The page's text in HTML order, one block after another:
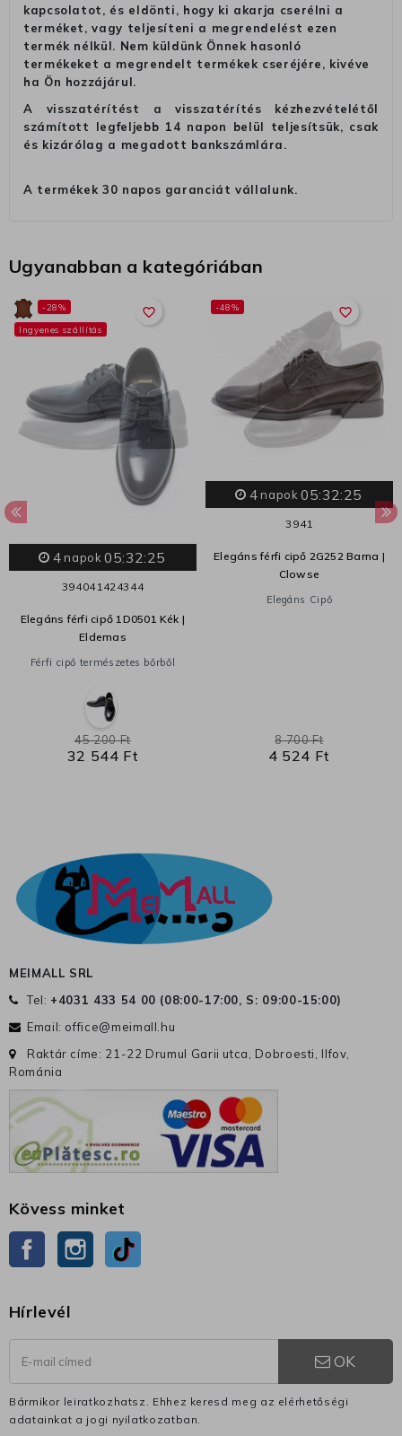
kapcsolatot, és eldönti, hogy ki akarja cserélni a
terméket, vagy teljesíteni a megrendelést ezen
termék nélkül. Nem küldünk Önnek hasonló
termékeket a megrendelt termékek cseréjére, kivéve
ha Ön hozzájárul.
A visszatérítést a visszatérítés kézhezvételétől
számított legfeljebb 14 napon belül teljesítsük, csak
és kizárólag a megadott bankszámlára.
A termékek 30 napos garanciát vállalunk.
Ugyanabban a kategóriában
favorite_border
-28%
Ingyenes szállítás
4 napok 05:32:24
394041 42 43 44
Elegáns férfi cipő 1D0501 Kék |
Eldemas
Férfi cipő természetes bőrből
32 544 Ft
45 200 Ft
favorite_border
-48%
4 napok 05:32:24
3941
Elegáns férfi cipő 2G252 Barna |
Clowse
Elegáns Cipő
4 524 Ft
8 700 Ft
MEIMALL SRL
Tel: +4031 433 54 00 (08:00-17:00, S: 09:00-15:00)
Email: office@meimall.hu
Raktár címe: 21-22 Drumul Garii utca, Dobroesti, Ilfov,
Románia
Kövess minket
Facebook Instagram
Hírlevél
OK
Bármikor leiratkozhatsz. Ehhez keresd meg az elérhetőségi
adatainkat a jogi nyilatkozatban.